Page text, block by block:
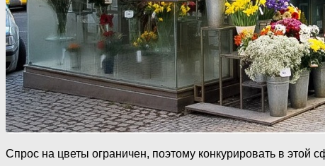
Спрос на цветы ограничен, поэтому конкурировать в этой